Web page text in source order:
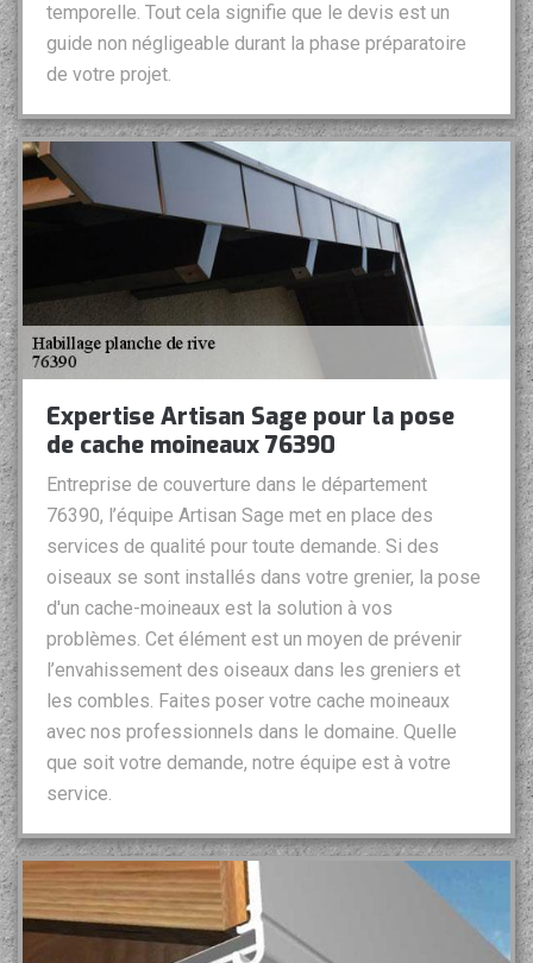
temporelle. Tout cela signifie que le devis est un
guide non négligeable durant la phase préparatoire
de votre projet.
Expertise Artisan Sage pour la pose
de cache moineaux 76390
Entreprise de couverture dans le département
76390, l’équipe Artisan Sage met en place des
services de qualité pour toute demande. Si des
oiseaux se sont installés dans votre grenier, la pose
d'un cache-moineaux est la solution à vos
problèmes. Cet élément est un moyen de prévenir
l’envahissement des oiseaux dans les greniers et
les combles. Faites poser votre cache moineaux
avec nos professionnels dans le domaine. Quelle
que soit votre demande, notre équipe est à votre
service.